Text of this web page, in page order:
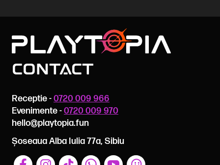
Contact
Receptie -0720 009 966
Evenimente -0720 009 970
hello@playtopia.fun
Șoseaua Alba Iulia 77a, Sibiu